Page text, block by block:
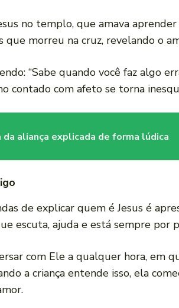
no templo, que amava
que morreu na cruz, revelando o
“Sabe quando você faz algo
contado com afeto se torna
aliança explicada de forma lúdica
de explicar quem é Jesus é
escuta, ajuda e está sempre por
com Ele a qualquer hora, em
a criança entende isso, ela